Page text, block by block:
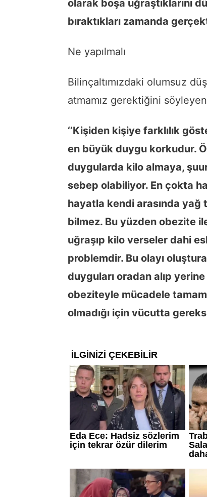
olarak boşa uğraştıklarını
bıraktıkları zamanda
Ne yapılmalı
Bilinçaltımızdaki olumsuz
atmamız gerektiğini
‘’Kişiden kişiye farklılık
en büyük duygu korkudur.
duygularda kilo almaya,
sebep olabiliyor. En çokta
hayatla kendi arasında yağ
bilmez. Bu yüzden obezite
uğraşıp kilo verseler dahi
problemdir. Bu olayı
duyguları oradan alıp
obeziteyle mücadele
olmadığı için vücutta